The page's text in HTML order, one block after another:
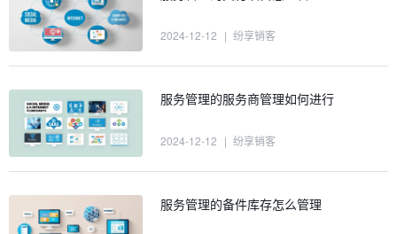
2024-12-12 | 纷享销客
服务管理的服务商管理如何进行
2024-12-12 | 纷享销客
服务管理的备件库存怎么管理